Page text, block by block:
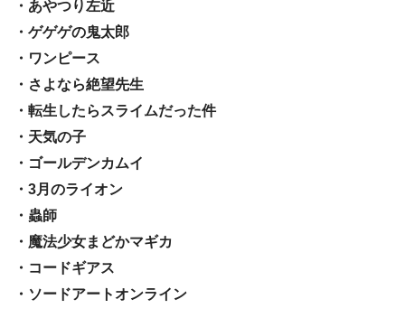
・あやつり左近
・ゲゲゲの鬼太郎
・ワンピース
・さよなら絶望先生
・転生したらスライムだった件
・天気の子
・ゴールデンカムイ
・3月のライオン
・蟲師
・魔法少女まどかマギカ
・コードギアス
・ソードアートオンライン